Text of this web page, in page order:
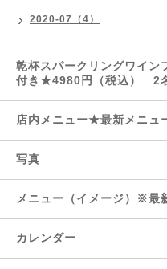
2020-07（4）
乾杯スパークリングワイ
付き★4980円（税込） 2
店内メニュー★最新メニュ
写真
メニュー（イメージ）※最
カレンダー